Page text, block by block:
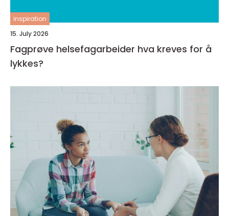
inspiration
15. July 2026
Fagprøve helsefagarbeider hva kreves for å
lykkes?